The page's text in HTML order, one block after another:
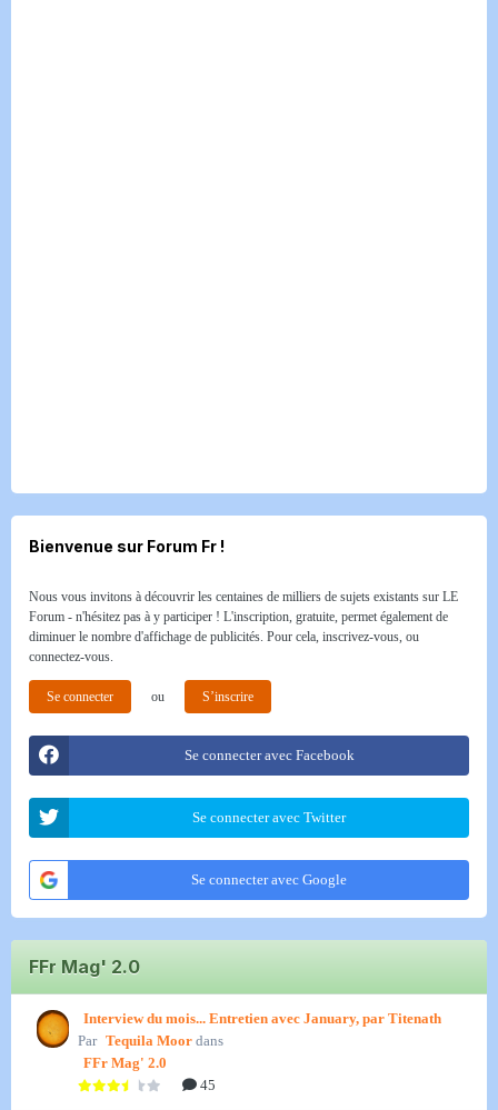
Bienvenue sur Forum Fr !
Nous vous invitons à découvrir les centaines de milliers de sujets existants sur LE
Forum - n'hésitez pas à y participer ! L'inscription, gratuite, permet également de
diminuer le nombre d'affichage de publicités. Pour cela, inscrivez-vous, ou
connectez-vous.
Se connecter ou S’inscrire
Se connecter avec Facebook
Se connecter avec Twitter
Se connecter avec Google
FFr Mag' 2.0
Interview du mois... Entretien avec January, par Titenath
Par Tequila Moor dans
FFr Mag' 2.0
45